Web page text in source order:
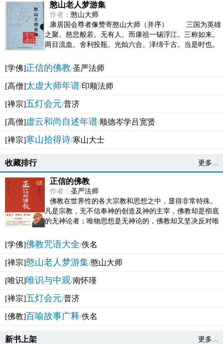
憨山老人梦游集
作者： 憨山大师
康居国会尊者像赞寄憨山大师（并序） 三国为英雄
之聚。慈悲般若。无有人。而康祖一锡浮江。三称如来。
两目流血。舍利投瓶。光灿六合。泽绵千古。当是时也。
[学佛]正信的佛教/圣严法师
[高僧]太虚大师年谱/印顺法师
[禅宗]五灯会元/普济
[高僧]虚云和尚自述年谱/顺德岑学吕宽贤
[禅宗]寒山拾得诗/寒山大士
收藏排行 更多...
正信的佛教
作者： 圣严法师
佛教在世界性的各大宗教和思想之中，显得非常特殊。
凡是宗教，无不信奉神的创造及神的主宰，佛教却是彻底
的无神论者；唯物思想是无神论的，佛教却又坚决反对唯
[学佛]佛教咒语大全/佚名
[禅宗]憨山老人梦游集/憨山大师
[唯识]唯识与中观/南怀瑾
[禅宗]五灯会元/普济
[佛教]百喻故事广释/佚名
新书上架 更多...